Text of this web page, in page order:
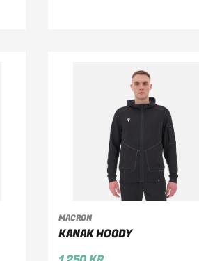
MACRON
KANAK HOODY
VÄLJ ALTERNATIV